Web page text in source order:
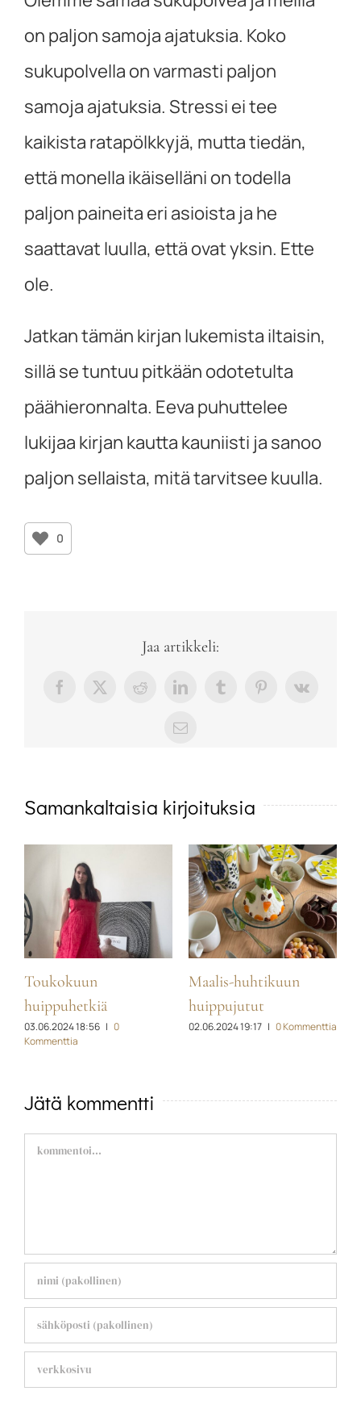
on paljon samoja ajatuksia. Koko
sukupolvella on varmasti paljon
samoja ajatuksia. Stressi ei tee
kaikista ratapölkkyjä, mutta tiedän,
että monella ikäiselläni on todella
paljon paineita eri asioista ja he
saattavat luulla, että ovat yksin. Ette
ole.
Jatkan tämän kirjan lukemista iltaisin,
sillä se tuntuu pitkään odotetulta
päähieronnalta. Eeva puhuttelee
lukijaa kirjan kautta kauniisti ja sanoo
paljon sellaista, mitä tarvitsee kuulla.
0
Jaa artikkeli:
Facebook
X RedditLinkedInTumblrPinterest
Vk
sähköposti
Samankaltaisia kirjoituksia
Toukokuun
huippuhetkiä
03.06.2024 18:56 | 0
Kommenttia
Maalis-huhtikuun
huippujutut
02.06.2024 19:17 | 0 Kommenttia
Jätä kommentti
Comment